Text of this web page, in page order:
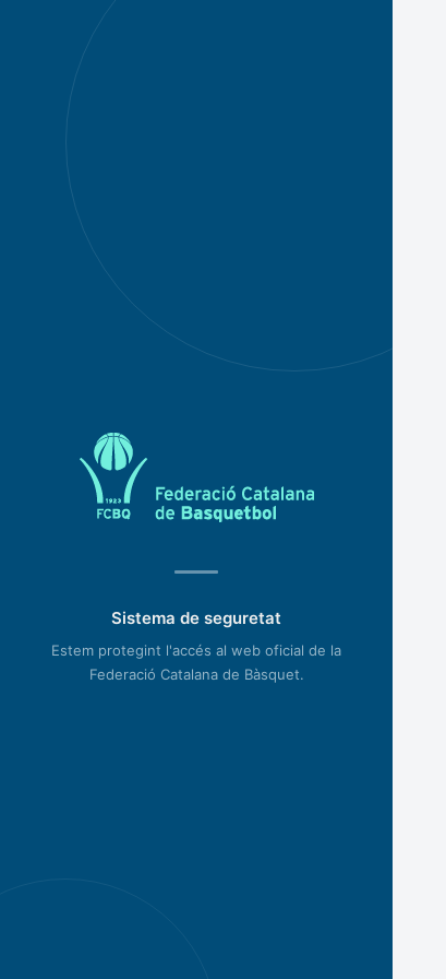
Sistema de seguretat
Estem protegint l'accés al web oficial de la
Federació Catalana de Bàsquet.